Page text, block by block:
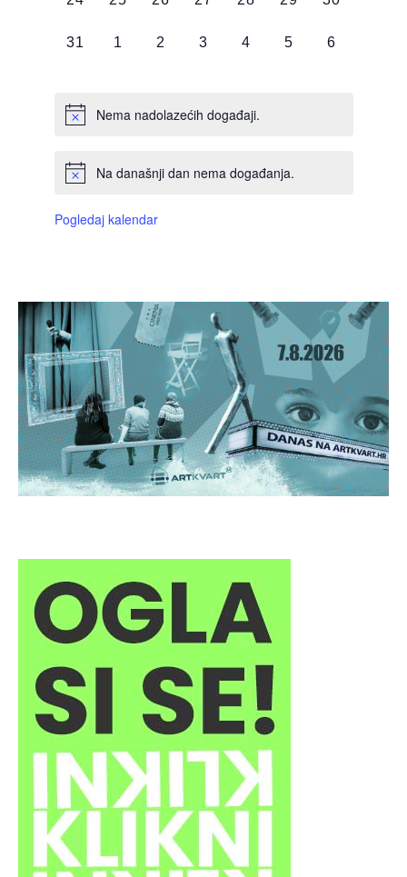
0
31
0
1
0
2
0
3
0
4
0
5
0
6
Nema nadolazećih događaji.
Na današnji dan nema događanja.
Pogledaj kalendar